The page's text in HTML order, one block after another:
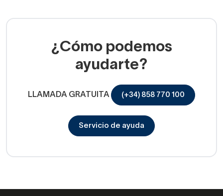
¿Cómo podemos
ayudarte?
LLAMADA GRATUITA (+34) 858 770 100
Servicio de ayuda